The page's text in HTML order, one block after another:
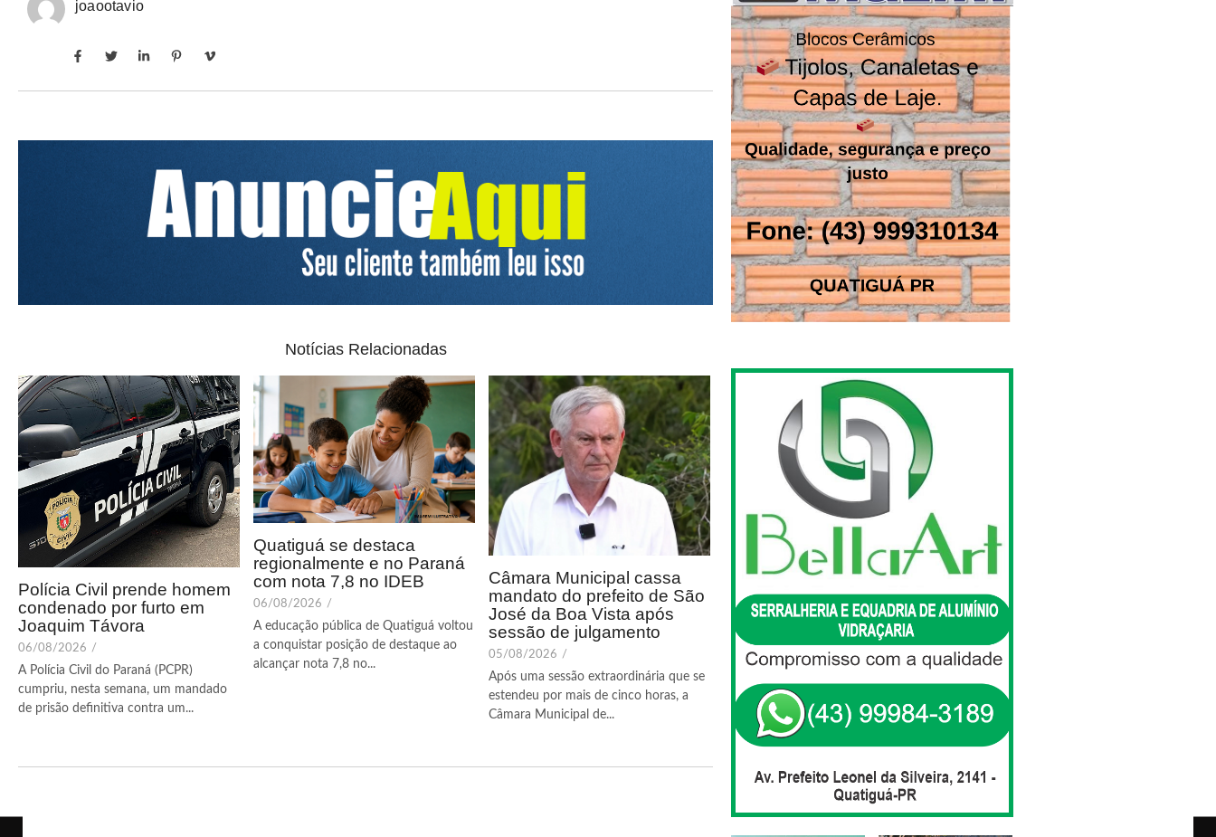
joaootavio
Notícias Relacionadas
Polícia Civil prende homem
condenado por furto em
Joaquim Távora
06/08/2026 /
A Polícia Civil do Paraná (PCPR)
cumpriu, nesta semana, um mandado
de prisão definitiva contra um...
Quatiguá se destaca
regionalmente e no Paraná
com nota 7,8 no IDEB
06/08/2026 /
A educação pública de Quatiguá voltou
a conquistar posição de destaque ao
alcançar nota 7,8 no...
Câmara Municipal cassa
mandato do prefeito de São
José da Boa Vista após
sessão de julgamento
05/08/2026 /
Após uma sessão extraordinária que se
estendeu por mais de cinco horas, a
Câmara Municipal de...